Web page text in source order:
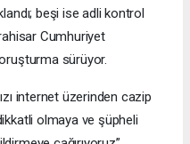
beşi ise adli kontrol
Cumhuriyet
sürüyor.
internet üzerinden cazip
olmaya ve şüpheli